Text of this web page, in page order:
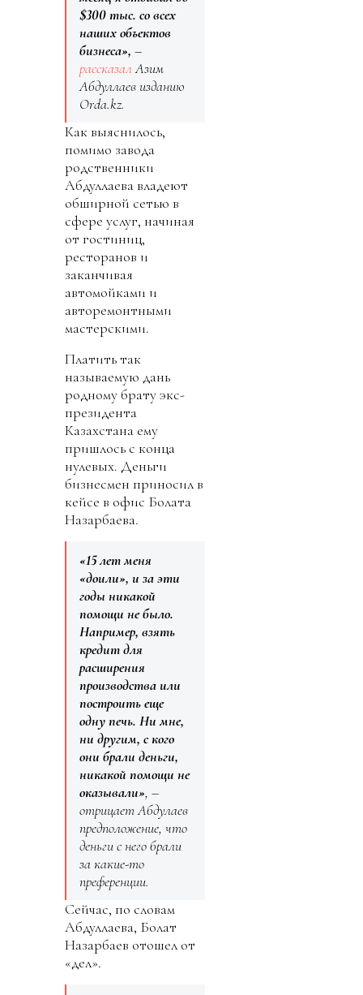
$300 тыс. со всех
наших объектов
бизнеса», –
рассказалАзим
Абдуллаев изданию
Orda.kz.
Как выяснилось,
помимо завода
родственники
Абдуллаева владеют
обширной сетью в
сфере услуг, начиная
от гостиниц,
ресторанов и
заканчивая
автомойками и
авторемонтными
мастерскими.
Платить так
называемую дань
родному брату экс-
президента
Казахстана ему
пришлось с конца
нулевых. Деньги
бизнесмен приносил в
кейсе в офис Болата
Назарбаева.
«15 лет меня
«доили», и за эти
годы никакой
помощи не было.
Например, взять
кредит для
расширения
производства или
построить еще
одну печь. Ни мне,
ни другим, с кого
они брали деньги,
никакой помощи не
оказывали», –
отрицает Абдулаев
предположение, что
деньги с него брали
за какие-то
преференции.
Сейчас, по словам
Абдуллаева, Болат
Назарбаев отошел от
«дел».